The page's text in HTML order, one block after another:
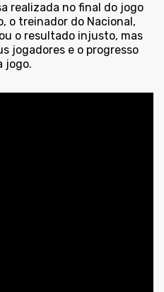
realizada no final do jogo
o treinador do Nacional,
o resultado injusto, mas
jogadores e o progresso
jogo.